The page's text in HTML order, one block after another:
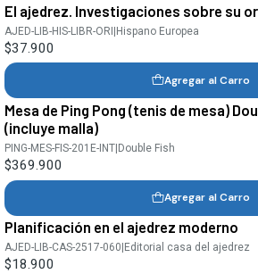
El ajedrez. Investigaciones sobre su
AJED-LIB-HIS-LIBR-ORI|Hispano Europea
$37.900
Agregar al Carro
Mesa de Ping Pong (tenis de mesa)
(incluye malla)
PING-MES-FIS-201E-INT Double Fish
$369.900
Agregar al Carro
Planificación en el ajedrez moderno
AJED-LIB-CAS-2517-060 Editorial casa del ajedrez
$18.900